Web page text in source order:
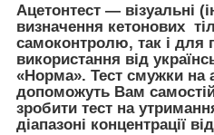
Ацетонтест — візуальні
визначення кетонових
самоконтролю, так і для
використання від
«Норма». Тест смужки на
допоможуть Вам
зробити тест на
діапазоні концентрації